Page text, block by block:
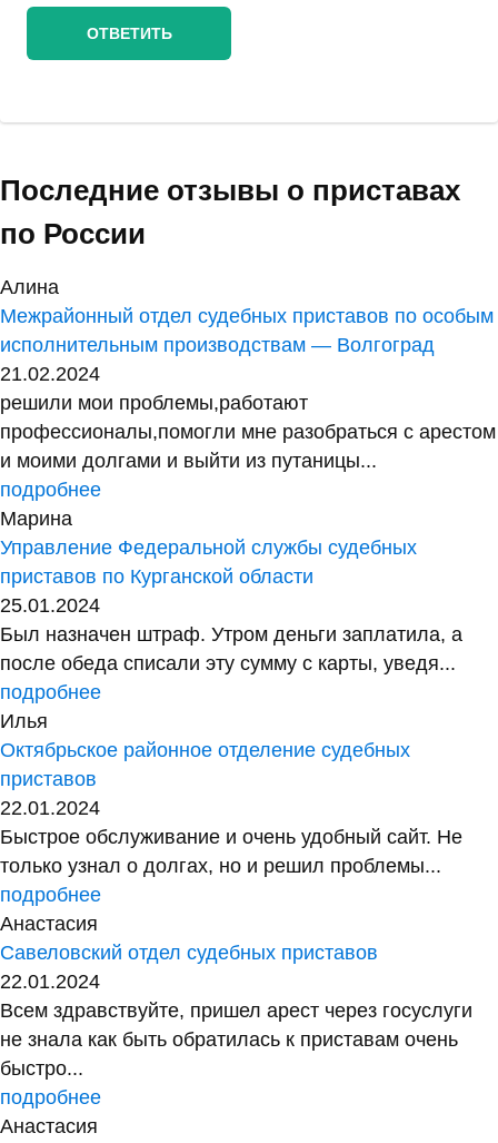
Последние отзывы о приставах
по России
Алина
Межрайонный отдел судебных приставов по особым
исполнительным производствам — Волгоград
21.02.2024
решили мои проблемы,работают
профессионалы,помогли мне разобраться с арестом
и моими долгами и выйти из путаницы...
подробнее
Марина
Управление Федеральной службы судебных
приставов по Курганской области
25.01.2024
Был назначен штраф. Утром деньги заплатила, а
после обеда списали эту сумму с карты, уведя...
подробнее
Илья
Октябрьское районное отделение судебных
приставов
22.01.2024
Быстрое обслуживание и очень удобный сайт. Не
только узнал о долгах, но и решил проблемы...
подробнее
Анастасия
Савеловский отдел судебных приставов
22.01.2024
Всем здравствуйте, пришел арест через госуслуги
не знала как быть обратилась к приставам очень
быстро...
подробнее
Анастасия